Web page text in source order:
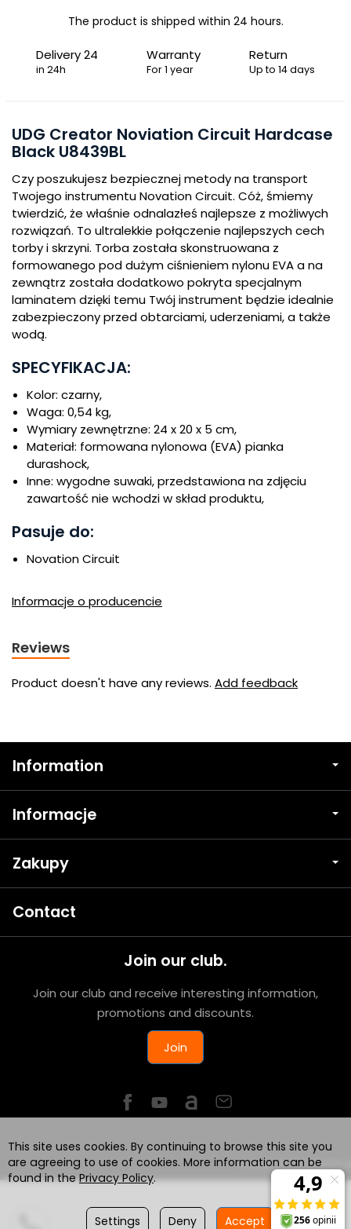
The product is shipped within 24 hours.
Delivery 24
in 24h
Warranty
For 1 year
Return
Up to 14 days
UDG Creator Noviation Circuit Hardcase
Black U8439BL
Czy poszukujesz bezpiecznej metody na transport
Twojego instrumentu Novation Circuit. Cóż, śmiemy
twierdzić, że właśnie odnalazłeś najlepsze z możliwych
rozwiązań. To ultralekkie połączenie najlepszych cech
torby i skrzyni. Torba została skonstruowana z
formowanego pod dużym ciśnieniem nylonu EVA a na
zewnątrz została dodatkowo pokryta specjalnym
laminatem dzięki temu Twój instrument będzie idealnie
zabezpieczony przed obtarciami, uderzeniami, a także
wodą.
SPECYFIKACJA:
Kolor: czarny,
Waga: 0,54 kg,
Wymiary zewnętrzne: 24 x 20 x 5 cm,
Materiał: formowana nylonowa (EVA) pianka
durashock,
Inne: wygodne suwaki, przedstawiona na zdjęciu
zawartość nie wchodzi w skład produktu,
Pasuje do:
Novation Circuit
Informacje o producencie
Reviews
Product doesn't have any reviews. Add feedback
Information
Informacje
Zakupy
Contact
Join our club.
Join our club and receive interesting information,
promotions and discounts.
Join
Powered bySOTESHOP AI
This site uses cookies. By continuing to browse this site you
are agreeing to use of cookies. More information can be
found in thePrivacy Policy.
Settings Deny Accept